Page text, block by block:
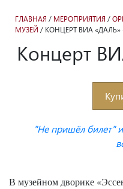
ГЛАВНАЯ / МЕРОПРИЯТИЯ /
МУЗЕЙ / КОНЦЕРТ ВИА «ДАЛЬ»
Концерт
В музейном дворике
праздник, наполненный
настоящего волшебства
"Не пришёл билет"
В музейном дворике